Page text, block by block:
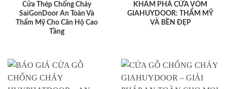
Cửa Thép Chống Cháy
SaiGonDoor An Toàn Và
Thẩm Mỹ Cho Căn Hộ Cao
Tầng
KHÁM PHÁ CỬA VÒM
GIAHUYDOOR: THẨM MỸ
VÀ BỀN ĐẸP